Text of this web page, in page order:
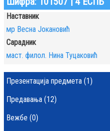
Наставник
мр Весна Јокановић
Сарадник
маст. филол. Нина Туцаковић
Презентација предмета (1)
Предавања (12)
Вежбе (0)